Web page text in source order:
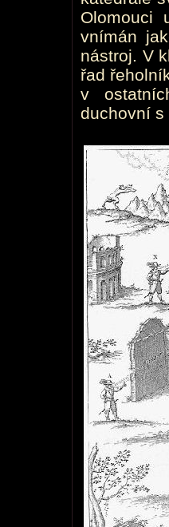
Olomouci
vnímán
nástroj. V
řad
v
duchovní s